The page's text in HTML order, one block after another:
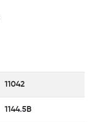
11042
1144.5B